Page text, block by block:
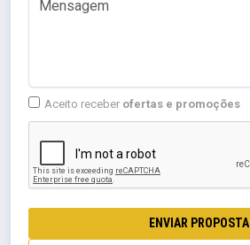
Aceito receber ofertas e promoções
ENVIAR PROPOSTA